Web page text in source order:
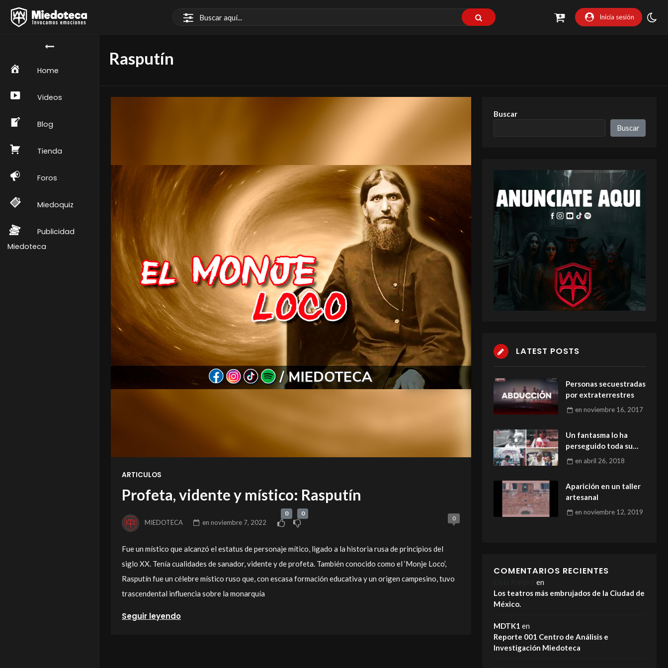
Inicia sesión
Home
Videos
Blog
Tienda
Foros
Miedoquiz
Publicidad
Miedoteca
Rasputín
ARTICULOS
Profeta, vidente y místico: Rasputín
MIEDOTECA en noviembre 7, 2022
0 0
0
Fue un místico que alcanzó el estatus de personaje mítico, ligado a la historia rusa de principios del
siglo XX. Tenía cualidades de sanador, vidente y de profeta. También conocido como el ‘Monje Loco’,
Rasputín fue un célebre místico ruso que, con escasa formación educativa y un origen campesino, tuvo
trascendental influencia sobre la monarquía
Seguir leyendo
Buscar
Buscar
LATEST POSTS
Personas secuestradas
por extraterrestres
ennoviembre 16, 2017
Un fantasma lo ha
perseguido toda su
vidaen abril 26, 2018
Aparición en un taller
artesanal
ennoviembre 12, 2019
COMENTARIOS RECIENTES
en
Los teatros más embrujados de la Ciudad de
México.
MDTK1 en
Reporte 001 Centro de Análisis e
Investigación Miedoteca